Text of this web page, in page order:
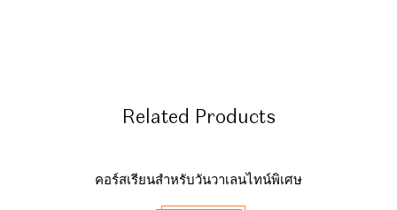
Related Products
คอร์สเรียนสำหรับวันวาเลนไทน์พิเศษ